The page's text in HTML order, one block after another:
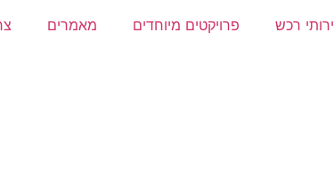
רכש פרויקטים מיוחדים מאמרים